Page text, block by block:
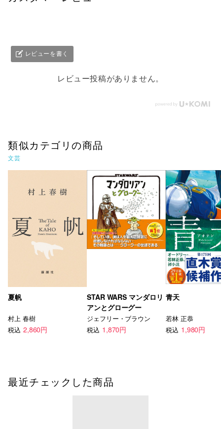
レビューを書く
レビュー投稿がありません。
類似カテゴリの商品
文芸
夏帆
村上 春樹
税込 2,860円
STAR WARS マンダロリ
アンとグローグー
ジェフリー・ブラウン
税込 1,870円
青天
若林 正恭
税込 1,980円
最近チェックした商品